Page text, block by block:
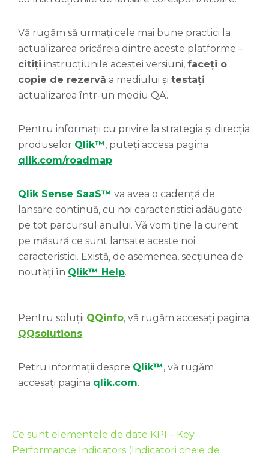
Vă rugăm să urmați cele mai bune practici la
actualizarea oricăreia dintre aceste platforme –
citiți instrucțiunile acestei versiuni, faceți o
copie de rezervă a mediului și testați
actualizarea într-un mediu QA.
Pentru informații cu privire la strategia și direcția
produselor Qlik™, puteți accesa pagina
qlik.com/roadmap
Qlik Sense SaaS™ va avea o cadență de
lansare continuă, cu noi caracteristici adăugate
pe tot parcursul anului. Vă vom ține la curent
pe măsură ce sunt lansate aceste noi
caracteristici. Există, de asemenea, secțiunea de
noutăți în Qlik™ Help.
Pentru soluții QQinfo, vă rugăm accesați pagina:
QQsolutions.
Petru informații despre Qlik™, vă rugăm
accesați pagina qlik.com.
Ce sunt elementele de date KPI – Key
Performance Indicators (Indicatori cheie de